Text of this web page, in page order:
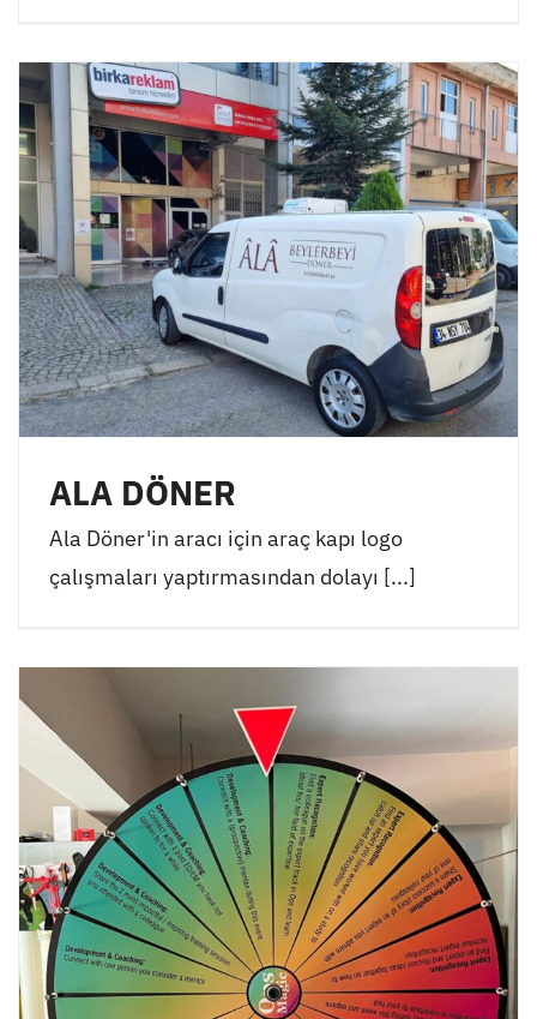
ALA DÖNER
Ala Döner'in aracı için araç kapı logo
çalışmaları yaptırmasından dolayı [...]